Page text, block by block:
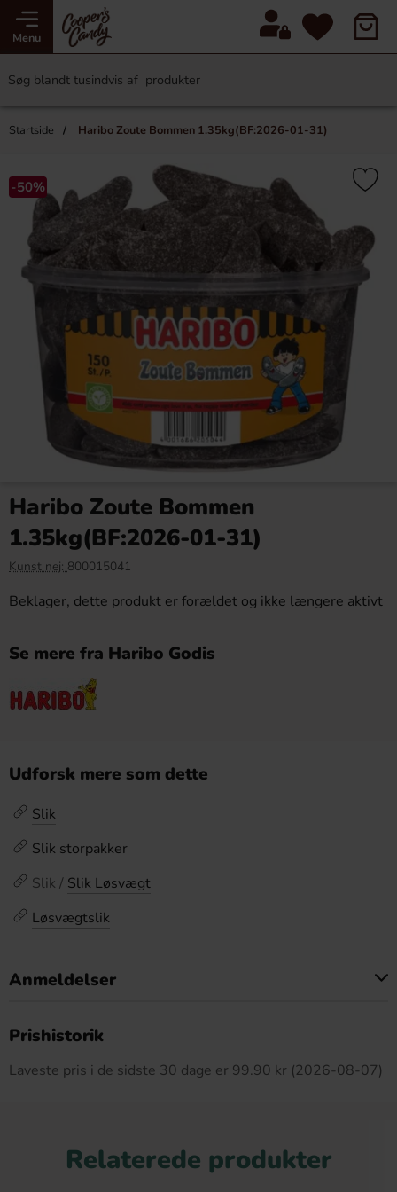
Menu
Startside Haribo Zoute Bommen 1.35kg(BF:2026-01-31)
-50%
Haribo Zoute Bommen
1.35kg(BF:2026-01-31)
Kunst nej: 800015041
Beklager, dette produkt er forældet og ikke længere aktivt
Se mere fra Haribo Godis
Udforsk mere som dette
Slik
Slik storpakker
Slik / Slik Løsvægt
Løsvægtslik
Anmeldelser
Prishistorik
Laveste pris i de sidste 30 dage er 99.90 kr (2026-08-07)
Relaterede produkter